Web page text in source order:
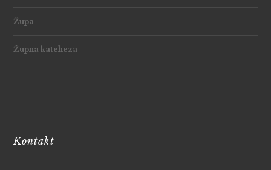
Župa
Župna kateheza
Kontakt